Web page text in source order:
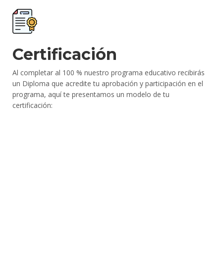
Certificación
Al completar al 100 % nuestro programa educativo recibirás
un Diploma que acredite tu aprobación y participación en el
programa, aquí te presentamos un modelo de tu
certificación: